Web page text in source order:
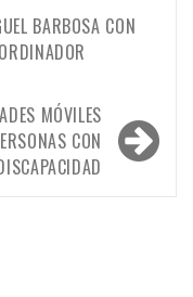
BARBOSA CON
MÓVILES
CON